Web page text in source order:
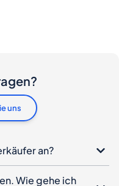
uns
an?
Wie gehe ich